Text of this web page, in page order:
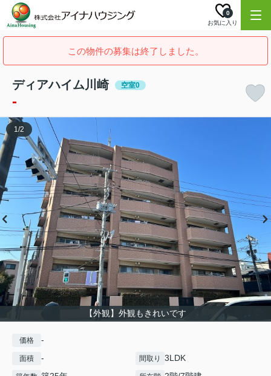
お気に入り
0
この物件の募集は終了しました。
ディアハイム川崎 空室0
-
【外観】外観もきれいです
1/2
価格 -
面積 - 間取り 3LDK